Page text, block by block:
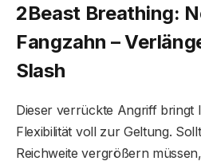
2Beast Breathing:
Fangzahn –
Slash
Dieser verrückte Angriff bringt
Flexibilität voll zur Geltung.
Reichweite vergrößern